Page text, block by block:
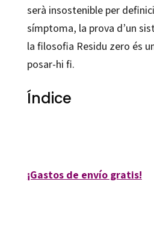
serà insostenible per
símptoma, la prova d’un
la filosofia Residu zero és
posar-hi fi.
Índice
¡Gastos de envío gratis!